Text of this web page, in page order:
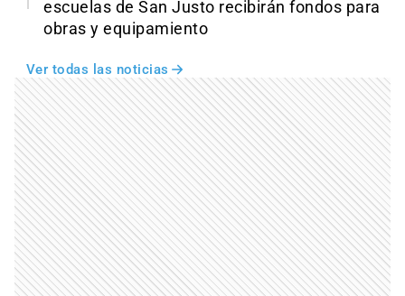
escuelas de San Justo recibirán fondos para
obras y equipamiento
Ver todas las noticias